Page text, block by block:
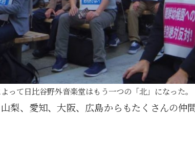
1月
13 Posts
5月
12 Posts
9月
15 Posts
1月
12 Posts
5月
14 Posts
9月
13 Posts
1月
13 Posts
5月
11 Posts
9月
16 Posts
1月
11 Posts
5月
12 Posts
9月
16 Posts
1月
11 Posts
5月
14 Posts
9月
14 Posts
1月
12 Posts
5月
12 Posts
9月
13 Posts
1月
11 Posts
5月
11 Posts
9月
12 Posts
1月
10 Posts
5月
11 Posts
9月
12 Posts
1月
9 Posts
5月
11 Posts
9月
13 Posts
1月
11 Posts
5月
7 Posts
9月
12 Posts
1月
0 Posts
5月
0 Posts
9月
0 Posts
1月
0 Posts
5月
0 Posts
9月
0 Posts
1月
0 Posts
5月
2 Posts
9月
4 Posts
1月
1 Post
5月
2 Posts
9月1 Post
1月
0 Posts
5月
0 Posts
9月
2 Posts
1月
0 Posts
5月
0 Posts
9月1 Post
って日比谷野外音楽堂はもう一つの「北」になった。
梨、愛知、大阪、広島からもたくさんの仲